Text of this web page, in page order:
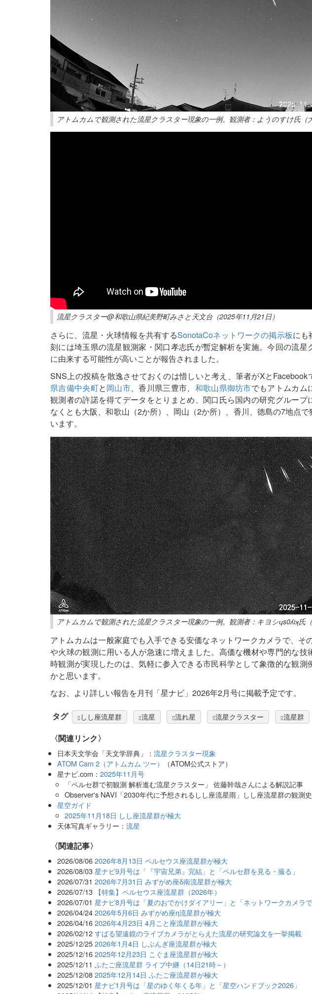
アトムカムで観測された流星クラスター現象の一例。観測者：ようのすけ氏（
流星クラスター@和歌山県紀美野町みさと天文台（2025年11月21日）
さらに、流星・火球情報を共有するSonotaCoネットワークの掲示板にも
刻には埼玉県の流星観測家・関口孝志氏が暫定解析を実施。今回の流星
に由来する可能性が高いことが報告されました。
SNS上の投稿を散逸させておくのは惜しいと考え、筆者がXとFacebook
県吉備中央町と岡山市、香川県三豊市、 和歌山県御坊市でもアトムカム
観測者の許諾を得てデータをとりまとめ、関口氏ら国内の研究グルー
なくとも大阪、和歌山（2か所）、岡山（2か所）、香川、徳島の7地点
います。
アトムカムで観測された流星クラスター現象の一例。観測者：キヨシɥs0ʎıʞ氏（
アトムカムは一般家庭でも入手できる安価なネットワークカメラで、そ
や火球の観測に用いる人が急速に増えました。高価な機材や専門的な技
時観測が実現したのは、気軽に参入できる市民科学として象徴的な観測
かと思います。
なお、より詳しい報告を月刊「星ナビ」2026年2月号に掲載予定です。
タグ しし座流星群 流星 流れ星 流星クラスター 流星群
〈関連リンク〉
日本天文学会「天文学辞典」：流星クラスター現象
ATOM Cam 2（アトムカム ツー）
（ATOM公式ストア）
星ナビ.com：2025年11月号
「ペルセ群で初観測 解析進む流星クラスター」 佐藤幹哉さんによる解説記事
Observer's NAVI「2030年代に予想されるしし座流星雨」しし座流星群の観測
星空ガイド
2025年11月18日 しし座流星群が極大
天体写真ギャラリー：流星
関連記事
2026/08/06 2026年8月13日 ペルセウス座流星群が極大
2026/08/03 星ナビ9月号は「『宇宙兄弟』完結」と「ペルセ群を見る・撮る」
2026/07/31 2026年7月31日 みずがめ座δ南流星群が極大
2026/07/13 【特集】ペルセウス座流星群（2026年）
2026/07/01 星ナビ8月号は「夏のおでかけダイアリー」と「ネットワークカメラ
2026/04/24 2026年5月6日 みずがめ座η流星群が極大
2026/04/16 2026年4月23日 4月こと座流星群が極大
2026/02/12 すばる望遠鏡のライブカメラがとらえた流星の研究論文を一挙掲載
2025/12/25 2026年1月4日 しぶんぎ座流星群が極大
2025/12/16 2025年12月23日 こぐま座流星群が極大
2025/12/11 ふたご座流星群 ライブ中継（14日21時～）
2025/12/08 2025年12月14日 ふたご座流星群が極大
2025/12/01 星ナビ1月号は「星のゆく年くる年」と「星空ハンドブック2026」